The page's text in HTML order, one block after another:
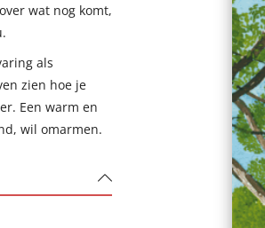
wat nog komt,
als
zien hoe je
Een warm en
wil omarmen.